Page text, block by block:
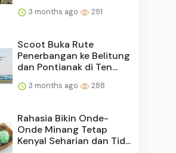
3 months ago 291
Scoot Buka Rute
Penerbangan ke Belitung
dan Pontianak di Ten...
3 months ago 288
Rahasia Bikin Onde-
Onde Minang Tetap
Kenyal Seharian dan Tid...